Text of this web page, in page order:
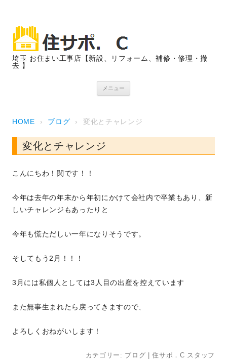
埼玉 お住まい工事店【新設、リフォーム、補修・修理・撤
去 】
メニュー
HOME › ブログ › 変化とチャレンジ
変化とチャレンジ
こんにちわ！関です！！
今年は去年の年末から年初にかけて会社内で卒業もあり、新
しいチャレンジもあったりと
今年も慌ただしい一年になりそうです。
そしてもう2月！！！
3月には私個人としては3人目の出産を控えています
また無事生まれたら戻ってきますので、
よろしくおねがいします！
カテゴリー: ブログ |住サポ．C スタッフ